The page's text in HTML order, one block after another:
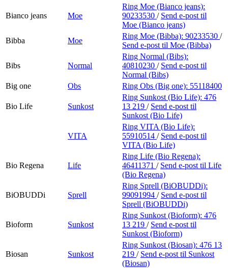
Bianco jeans Moe
Ring Moe (Bianco jeans):
90233530 / Send e-post til
Moe (Bianco jeans)
Bibba
Moe
Ring Moe (Bibba): 90233530 /
Send e-post til Moe (Bibba)
Bibs Normal
Ring Normal (Bibs):
40810230 / Send e-post til
Normal (Bibs)
Big one
Obs Ring Obs (Big one): 55118400
Bio Life Sunkost
Ring Sunkost (Bio Life): 476
13 219 / Send e-post til
Sunkost (Bio Life)
VITA
Ring VITA (Bio Life):
55910514 / Send e-post til
VITA (Bio Life)
Bio Regena Life
Ring Life (Bio Regena):
46411371 / Send e-post til Life
(Bio Regena)
BiOBUDDi Sprell
Ring Sprell (BiOBUDDi):
99091994 / Send e-post til
Sprell (BiOBUDDi)
Bioform Sunkost
Ring Sunkost (Bioform): 476
13 219 / Send e-post til
Sunkost (Bioform)
Biosan Sunkost
Ring Sunkost (Biosan): 476 13
219 / Send e-post til Sunkost
(Biosan)